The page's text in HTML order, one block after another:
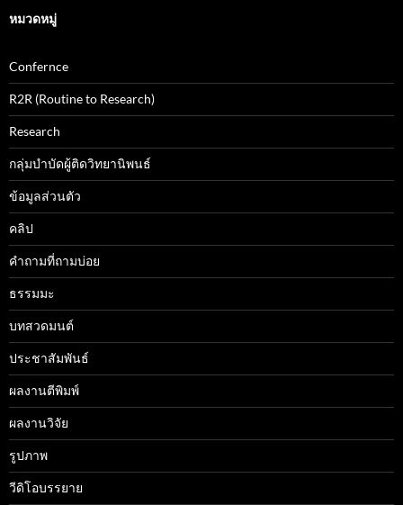
หมวดหมู่
Confernce
R2R (Routine to Research)
Research
กลุ่มบำบัดผู้ติดวิทยานิพนธ์
ข้อมูลส่วนตัว
คลิป
คำถามที่ถามบ่อย
ธรรมมะ
บทสวดมนต์
ประชาสัมพันธ์
ผลงานตีพิมพ์
ผลงานวิจัย
รูปภาพ
วีดิโอบรรยาย